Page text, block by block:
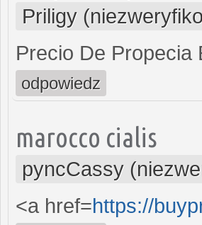
Priligy
Precio De Propecia
odpowiedz
marocco cialis
pyncCassy
<a href=https://